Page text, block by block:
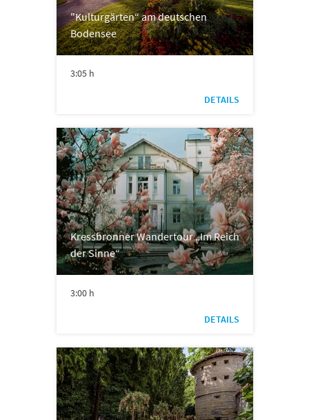
"Kulturgärten“ am deutschen
Bodensee
3:05 h
DETAILS
Kressbronner Wandertour „Im Reich
der Sinne“
3:00 h
DETAILS